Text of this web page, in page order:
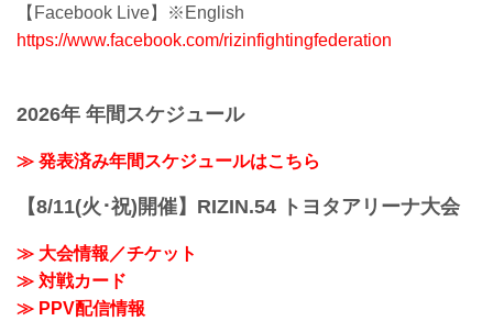
【Facebook Live】※English
https://www.facebook.com/rizinfightingfederation
2026年 年間スケジュール
≫ 発表済み年間スケジュールはこちら
【8/11(火･祝)開催】RIZIN.54 トヨタアリーナ大会
≫ 大会情報／チケット
≫ 対戦カード
≫ PPV配信情報